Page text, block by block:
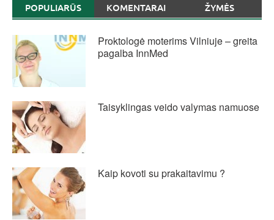
POPULIARŪS KOMENTARAI ŽYMĖS
Proktologė moterims Vilniuje – greita
pagalba InnMed
Taisyklingas veido valymas namuose
Kaip kovoti su prakaitavimu ?